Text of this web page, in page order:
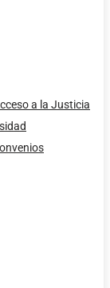
a la Justicia